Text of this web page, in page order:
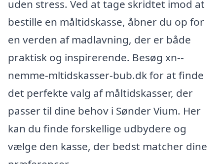
uden stress. Ved at tage skridtet imod at
bestille en måltidskasse, åbner du op for
en verden af madlavning, der er både
praktisk og inspirerende. Besøg xn--
nemme-mltidskasser-bub.dk for at finde
det perfekte valg af måltidskasser, der
passer til dine behov i Sønder Vium. Her
kan du finde forskellige udbydere og
vælge den kasse, der bedst matcher dine